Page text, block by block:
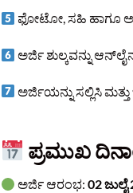
ಫೋಟೋ, ಸಹಿ ಹಾಗೂ
ಅರ್ಜಿ ಶುಲ್ಕವನ್ನು
ಅರ್ಜಿಯನ್ನು ಸಲ್ಲಿಸಿ
ಪ್ರಮುಖ
ಅರ್ಜಿ ಆರಂಭ:02 ಜುಲೈ